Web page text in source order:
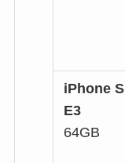
iPhone S
E3
64GB